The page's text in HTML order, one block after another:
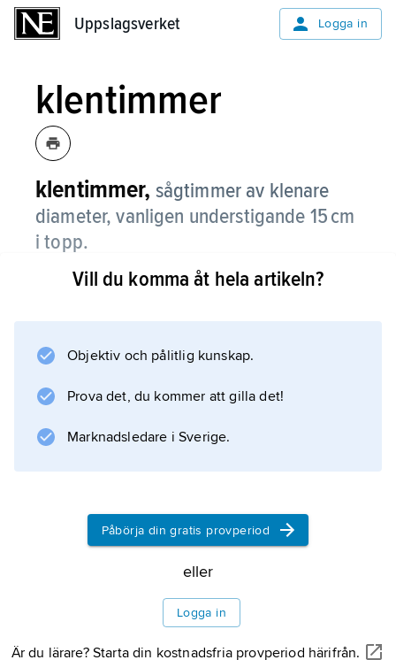
Uppslagsverket Logga in
klentimmer
klentimmer, sågtimmer av klenare
diameter, vanligen understigande 15 cm
i topp.
Information om artikeln
Vill du komma åt hela artikeln?
Objektiv och pålitlig kunskap.
Prova det, du kommer att gilla det!
Marknadsledare i Sverige.
Påbörja din gratis provperiod
eller
Logga in
Är du lärare? Starta din kostnadsfria provperiod härifrån.